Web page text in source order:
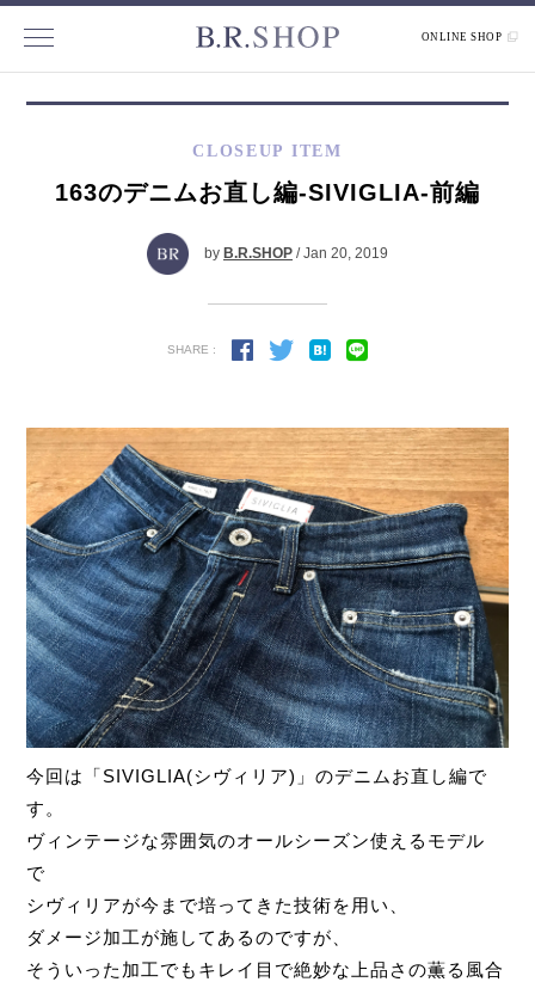
ONLINE SHOP
CLOSEUP ITEM
163のデニムお直し編-SIVIGLIA-前編
by B.R.SHOP / Jan 20, 2019
SHARE :
今回は「SIVIGLIA(シヴィリア)」のデニムお直し編で
す。
ヴィンテージな雰囲気のオールシーズン使えるモデル
で
シヴィリアが今まで培ってきた技術を用い、
ダメージ加工が施してあるのですが、
そういった加工でもキレイ目で絶妙な上品さの薫る風合